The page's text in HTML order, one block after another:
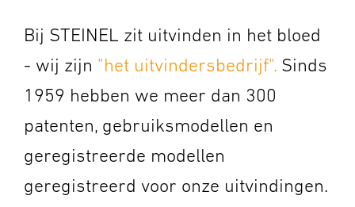
Bij STEINEL zit uitvinden in het bloed
- wij zijn "het uitvindersbedrijf". Sinds
1959 hebben we meer dan 300
patenten, gebruiksmodellen en
geregistreerde modellen
geregistreerd voor onze uitvindingen.